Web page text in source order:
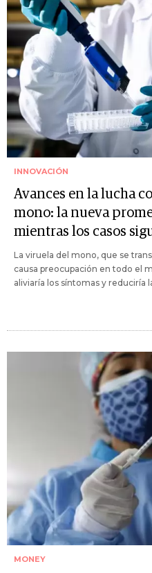
INNOVACIÓN
Avances en la lucha
mono: la nueva
mientras los casos
La viruela del mono, que se
causa preocupación en todo el
aliviaría los síntomas y reduciría
MONEY